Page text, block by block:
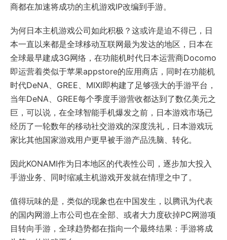
商都在加速将成功的主机游戏IP改编到手游。
为何日本主机游戏公司如此积极？这或许是迫不得已，日
本一直以来都是全球移动互联网最为发达的地区，日本在
全球最早建成3G网络，在功能机时代日本运营商Docomo
即运营着类似于苹果appstore的应用商店，同时在功能机
时代DeNA、GREE、MIXI即构建了足够强大的手游平台，
当年DeNA、GREE每个季度手游营收都达到了数亿美元之
巨，可以说，在全球智能手机爆发之前，日本游戏市场已
经历了一轮数年的移动社交游戏的深度洗礼，日本游戏玩
家比其他国家游戏用户更早被手游产品洗脑、转化。
因此KONAMI作为日本地区的代表性公司，逐步加大投入
手游业务、同时缩减主机游戏开发就在情理之中了。
值得玩味的是，类似的现象也在中国发生，以腾讯为代表
的国内网游上市公司也在全部、或者大力度砍掉PC网游项
目转向手游，全球趋势都在指向一个最终结果：手游将成